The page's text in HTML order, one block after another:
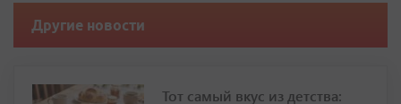
Другие новости
Тот самый вкус из детства: